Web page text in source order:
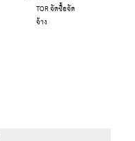
TOR จัดซื้อจัด
จ้าง